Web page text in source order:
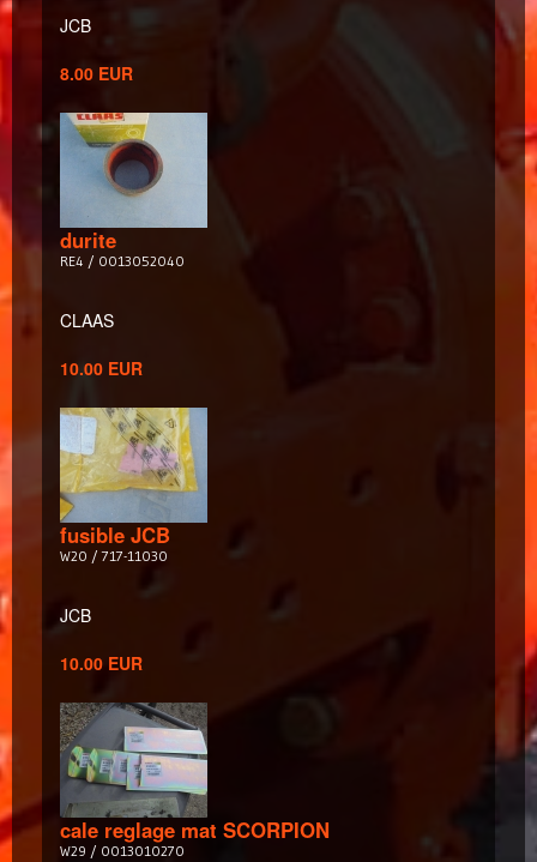
JCB
8.00 EUR
durite
RE4 / 0013052040
CLAAS
10.00 EUR
fusible JCB
W20 / 717-11030
JCB
10.00 EUR
cale reglage mat SCORPION
W29 / 0013010270